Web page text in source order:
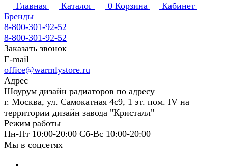
Главная
Каталог 0 Корзина
Кабинет
Бренды
8-800-301-92-52
8-800-301-92-52
Заказать звонок
E-mail
office@warmlystore.ru
Адрес
Шоурум дизайн радиаторов по адресу
г. Москва, ул. Самокатная 4с9, 1 эт. пом. IV на
территории дизайн завода "Кристалл"
Режим работы
Пн-Пт 10:00-20:00 Сб-Вс 10:00-20:00
Мы в соцсетях